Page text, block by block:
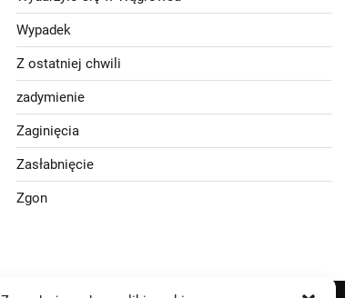
Wypadek
Z ostatniej chwili
zadymienie
Zaginięcia
Zasłabnięcie
Zgon